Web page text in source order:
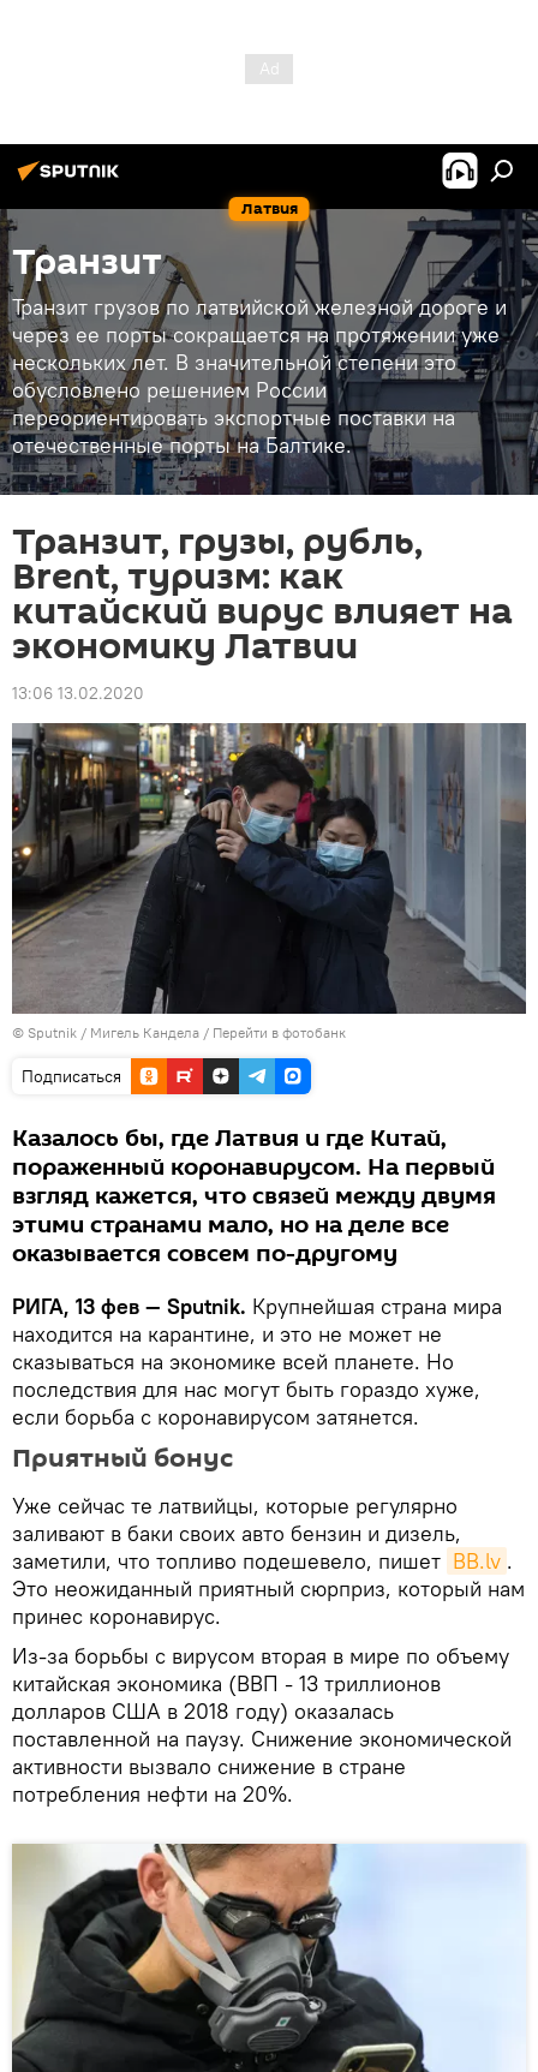
Латвия
Транзит
Транзит грузов по латвийской железной дороге и
через ее порты сокращается на протяжении уже
нескольких лет. В значительной степени это
обусловлено решением России
переориентировать экспортные поставки на
отечественные порты на Балтике.
Транзит, грузы, рубль,
Brent, туризм: как
китайский вирус влияет на
экономику Латвии
13:06 13.02.2020
© Sputnik / Мигель Кандела / Перейти в фотобанк
Подписаться
Казалось бы, где Латвия и где Китай,
пораженный коронавирусом. На первый
взгляд кажется, что связей между двумя
этими странами мало, но на деле все
оказывается совсем по-другому
РИГА, 13 фев — Sputnik. Крупнейшая страна мира
находится на карантине, и это не может не
сказываться на экономике всей планете. Но
последствия для нас могут быть гораздо хуже,
если борьба с коронавирусом затянется.
Приятный бонус
Уже сейчас те латвийцы, которые регулярно
заливают в баки своих авто бензин и дизель,
заметили, что топливо подешевело, пишет BB.lv .
Это неожиданный приятный сюрприз, который нам
принес коронавирус.
Из-за борьбы с вирусом вторая в мире по объему
китайская экономика (ВВП - 13 триллионов
долларов США в 2018 году) оказалась
поставленной на паузу. Снижение экономической
активности вызвало снижение в стране
потребления нефти на 20%.